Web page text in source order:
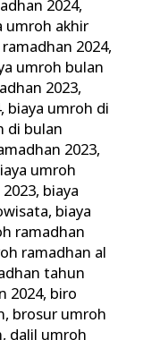
2024,
umroh akhir
2024,
umroh bulan
2023,
, biaya umroh di
di bulan
2023,
umroh
, biaya
, biaya
ramadhan
ramadhan al
tahun
2024, biro
, brosur umroh